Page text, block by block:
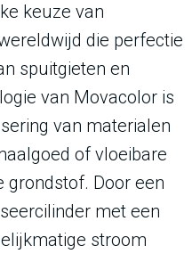
keuze van
die perfectie
spuitgieten en
van Movacolor is
van materialen
of vloeibare
Door een
met een
stroom